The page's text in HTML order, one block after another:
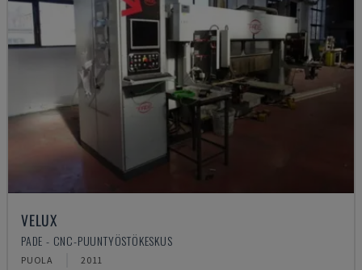
VELUX
PADE - CNC-PUUNTYÖSTÖKESKUS
PUOLA 2011